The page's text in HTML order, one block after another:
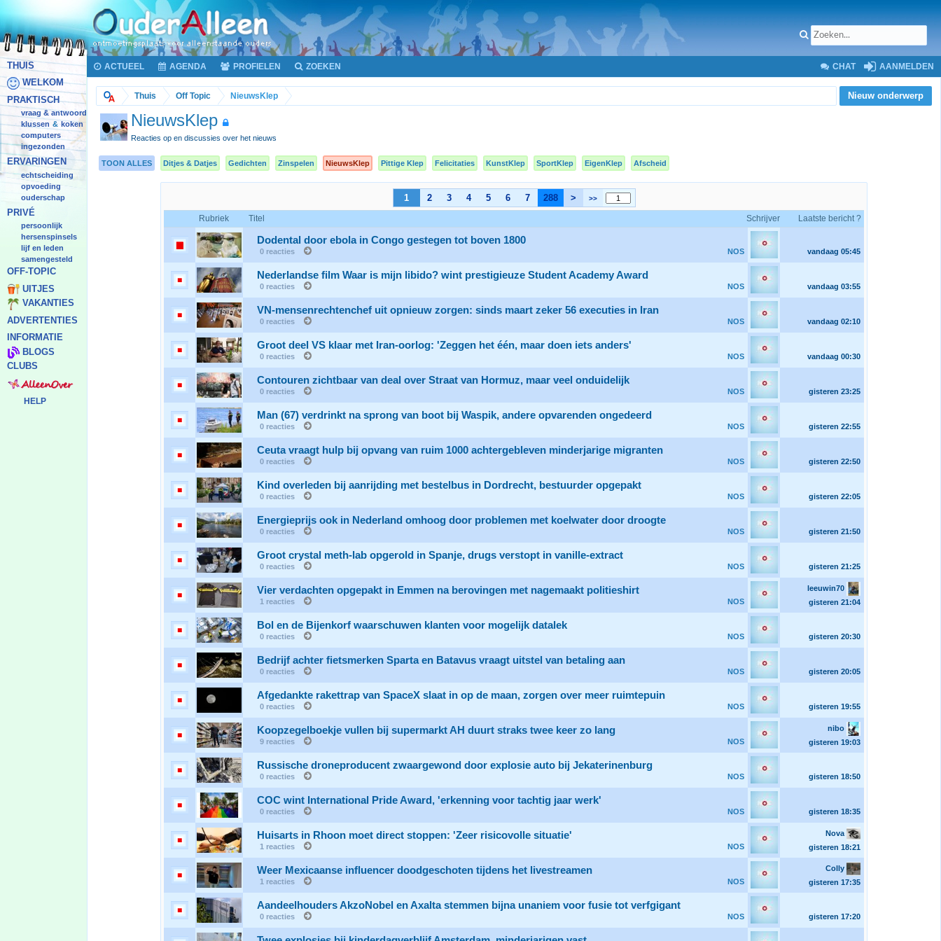
THUIS
WELKOM
PRAKTISCH
vraag & antwoord
klussen & koken
computers
ingezonden
ERVARINGEN
echtscheiding
opvoeding
ouderschap
PRIVÉ
persoonlijk
hersenspinsels
lijf en leden
samengesteld
OFF-TOPIC
UITJES
VAKANTIES
ADVERTENTIES
INFORMATIE
BLOGS
CLUBS
HELP
ACTUEEL AGENDA PROFIELEN ZOEKEN CHAT AANMELDEN
Nieuw onderwerp
Thuis Off Topic NieuwsKlep
NieuwsKlep
Reacties op en discussies over het nieuws
TOON ALLES Ditjes & Datjes Gedichten Zinspelen NieuwsKlep Pittige Klep Felicitaties KunstKlep SportKlep EigenKlep Afscheid
1 2 3 4 5 6 7 288 > >>
Rubriek Titel Schrijver Laatste bericht ?
Dodental door ebola in Congo gestegen tot boven 1800
NOS
0 reacties vandaag 05:45
Nederlandse film Waar is mijn libido? wint prestigieuze Student Academy Award
NOS
0 reacties vandaag 03:55
VN-mensenrechtenchef uit opnieuw zorgen: sinds maart zeker 56 executies in Iran
NOS
0 reacties vandaag 02:10
Groot deel VS klaar met Iran-oorlog: 'Zeggen het één, maar doen iets anders'
NOS
0 reacties vandaag 00:30
Contouren zichtbaar van deal over Straat van Hormuz, maar veel onduidelijk
NOS
0 reacties gisteren 23:25
Man (67) verdrinkt na sprong van boot bij Waspik, andere opvarenden ongedeerd
NOS
0 reacties gisteren 22:55
Ceuta vraagt hulp bij opvang van ruim 1000 achtergebleven minderjarige migranten
NOS
0 reacties gisteren 22:50
Kind overleden bij aanrijding met bestelbus in Dordrecht, bestuurder opgepakt
NOS
0 reacties gisteren 22:05
Energieprijs ook in Nederland omhoog door problemen met koelwater door droogte
NOS
0 reacties gisteren 21:50
Groot crystal meth-lab opgerold in Spanje, drugs verstopt in vanille-extract
NOS
0 reacties gisteren 21:25
Vier verdachten opgepakt in Emmen na berovingen met nagemaakt politieshirt
NOS
1 reacties
leeuwin70
gisteren 21:04
Bol en de Bijenkorf waarschuwen klanten voor mogelijk datalek
NOS
0 reacties gisteren 20:30
Bedrijf achter fietsmerken Sparta en Batavus vraagt uitstel van betaling aan
NOS
0 reacties gisteren 20:05
Afgedankte rakettrap van SpaceX slaat in op de maan, zorgen over meer ruimtepuin
NOS
0 reacties gisteren 19:55
Koopzegelboekje vullen bij supermarkt AH duurt straks twee keer zo lang
NOS
9 reacties
nibo
gisteren 19:03
Russische droneproducent zwaargewond door explosie auto bij Jekaterinenburg
NOS
0 reacties gisteren 18:50
COC wint International Pride Award, 'erkenning voor tachtig jaar werk'
NOS
0 reacties gisteren 18:35
Huisarts in Rhoon moet direct stoppen: 'Zeer risicovolle situatie'
NOS
1 reacties
Nova
gisteren 18:21
Weer Mexicaanse influencer doodgeschoten tijdens het livestreamen
NOS
1 reacties
Colly
gisteren 17:35
Aandeelhouders AkzoNobel en Axalta stemmen bijna unaniem voor fusie tot verfgigant
NOS
0 reacties gisteren 17:20